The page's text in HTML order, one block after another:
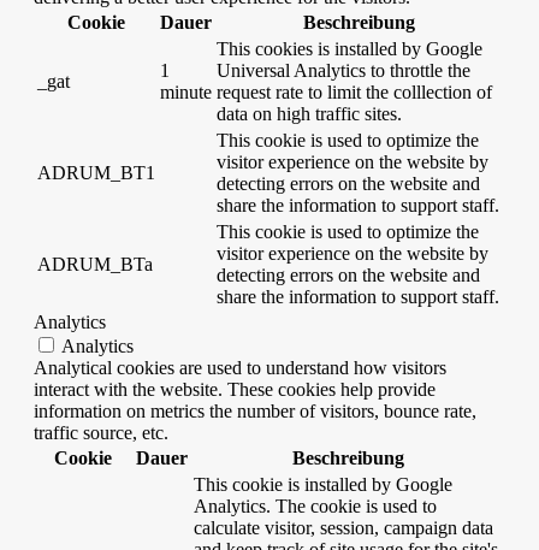
Cookie
Dauer Beschreibung
_gat
1
minute
This cookies is installed by Google
Universal Analytics to throttle the
request rate to limit the colllection of
data on high traffic sites.
ADRUM_BT1
This cookie is used to optimize the
visitor experience on the website by
detecting errors on the website and
share the information to support staff.
ADRUM_BTa
This cookie is used to optimize the
visitor experience on the website by
detecting errors on the website and
share the information to support staff.
Analytics
Analytics
Analytical cookies are used to understand how visitors
interact with the website. These cookies help provide
information on metrics the number of visitors, bounce rate,
traffic source, etc.
Cookie
Dauer Beschreibung
This cookie is installed by Google
Analytics. The cookie is used to
calculate visitor, session, campaign data